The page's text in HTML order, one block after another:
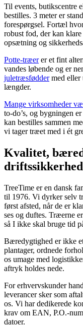
Til events, butikscentre
bestilles. 3 meter er
forespørgsel. Fortæl
robust fod, der kan
opsætning og
Potte-træerer et fint
vandes løbende og er
juletræsføddermed eller
længder.
Mange virksomheder
to-do’s, og bygningen
kan bestilles sammen
vi tager træet med i ét
Kvalitet,
driftssikkerhed
TreeTime er en dansk
til 1976. Vi dyrker selv
først afsted, når de er
ses og duftes. Træerne
så I ikke skal bruge tid
Bæredygtighed er ikke
plantager, ordnede
os umage med
aftryk holdes nede.
For erhvervskunder
leverancer sker som
os. Vi har dedikerede
krav om EAN, P.O.-
datoer.